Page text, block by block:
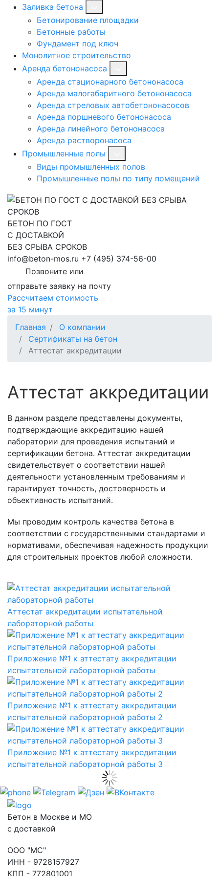
Заливка бетона
Бетонирование площадки
Бетонные работы
Фундамент под ключ
Монолитное строительство
Аренда бетононасоса
Аренда стационарного бетононасоса
Аренда малогабаритного бетононасоса
Аренда стреловых автобетононасосов
Аренда поршневого бетононасоса
Аренда линейного бетононасоса
Аренда растворонасоса
Промышленные полы
Виды промышленных полов
Промышленные полы по типу помещений
БЕТОН ПО ГОСТ
С ДОСТАВКОЙ
БЕЗ СРЫВА СРОКОВ
info@beton-mos.ru +7 (495) 374-56-00
Позвоните или
отправьте заявку на почту
Рассчитаем стоимость
за 15 минут
Главная
О компании
Сертификаты на бетон
Аттестат аккредитации
Аттестат аккредитации
В данном разделе представлены документы,
подтверждающие аккредитацию нашей
лаборатории для проведения испытаний и
сертификации бетона. Аттестат аккредитации
свидетельствует о соответствии нашей
деятельности установленным требованиям и
гарантирует точность, достоверность и
объективность испытаний.
Мы проводим контроль качества бетона в
соответствии с государственными стандартами и
нормативами, обеспечивая надежность продукции
для строительных проектов любой сложности.
Аттестат аккредитации испытательной
лабораторной работы
Приложение №1 к аттестату аккредитации
испытательной лабораторной работы
Приложение №1 к аттестату аккредитации
испытательной лабораторной работы 2
Приложение №1 к аттестату аккредитации
испытательной лабораторной работы 3
Бетон в Москве и МО
с доставкой
ООО "МС"
ИНН - 9728157927
КПП - 772801001